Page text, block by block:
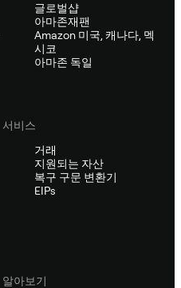
글로벌샵
아마존재팬
Amazon 미국, 캐나다, 멕
시코
아마존 독일
서비스
거래
지원되는 자산
복구 구문 변환기
EIPs
알아보기